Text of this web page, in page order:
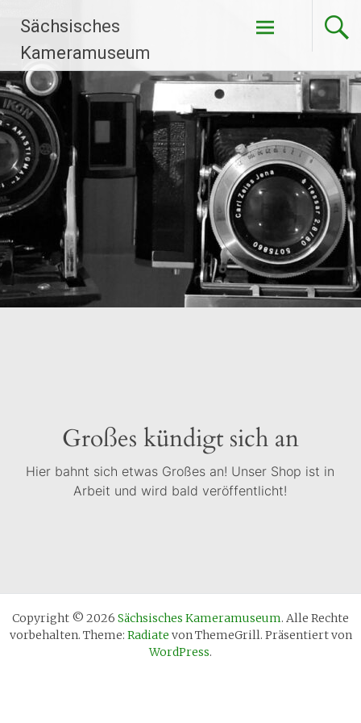
Inhalt
springen
Sächsisches
Kameramuseum
Großes kündigt sich an
Hier bahnt sich etwas Großes an! Unser Shop ist in
Arbeit und wird bald veröffentlicht!
Copyright © 2026 Sächsisches Kameramuseum. Alle Rechte
vorbehalten. Theme: Radiate von ThemeGrill. Präsentiert von
WordPress.